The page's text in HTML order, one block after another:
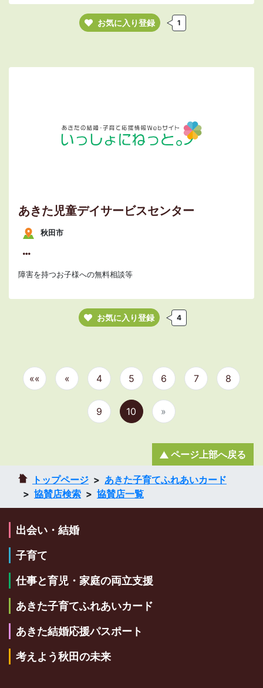
お気に入り登録 1
あきた児童デイサービスセンター
秋田市
障害を持つお子様への無料相談等
お気に入り登録 4
«« « 4 5 6 7 8
9 10 »
トップページ
あきた子育てふれあいカード
協賛店検索
協賛店一覧
ページ上部へ戻る
出会い・結婚
子育て
仕事と育児・家庭の両立支援
あきた子育てふれあいカード
あきた結婚応援パスポート
考えよう秋田の未来